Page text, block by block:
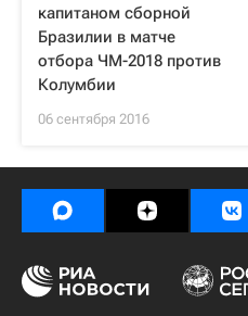
капитаном сборной
Бразилии в матче
отбора ЧМ-2018 против
Колумбии
06 сентября 2016